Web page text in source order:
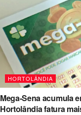
HORTOLÂNDIA
Mega-Sena acumula
Hortolândia fatura